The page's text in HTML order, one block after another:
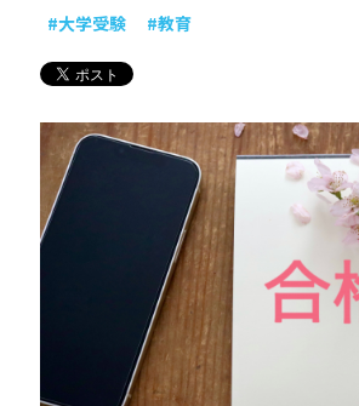
#大学受験
#教育